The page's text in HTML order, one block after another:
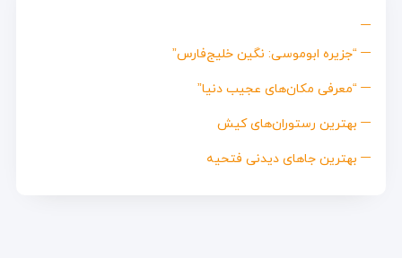
“جزیره ابوموسی: نگین خلیج‌فارس”
“معرفی مکان‌های عجیب دنیا”
بهترین رستوران‌های کیش
بهترین جاهای دیدنی فتحیه